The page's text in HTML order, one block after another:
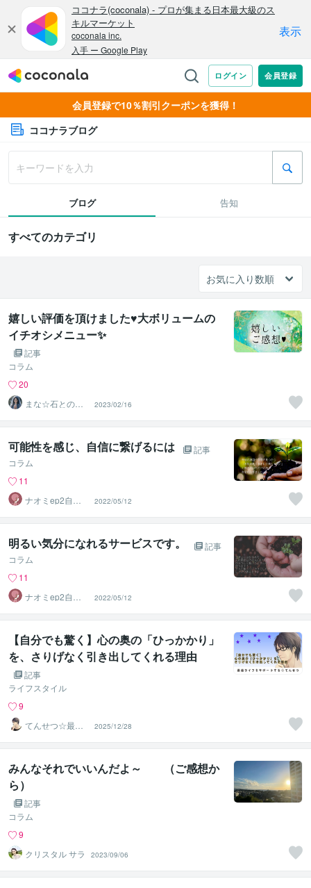
会員登録で10％割引クーポンを獲得！
ココナラブログ
ブログ 告知
すべてのカテゴリ
嬉しい評価を頂けました♥大ボリュームの
イチオシメニュー✨
記事
コラム
20
まな☆石との絆
を整える占い師
＆セラピスト
2023/02/16
可能性を感じ、自信に繋げるには
記事
コラム
11
ナオミep2自分
を知って楽に生
きる
2022/05/12
明るい気分になれるサービスです。
記事
コラム
11
ナオミep2自分
を知って楽に生
きる
2022/05/12
【自分でも驚く】心の奥の「ひっかかり」
を、さりげなく引き出してくれる理由
記事
ライフスタイル
9
てんせつ☆最適
ライフをサポー
トする
2025/12/28
みんなそれでいいんだよ～ （ご感想か
ら）
記事
コラム
9
クリスタル サラ
2023/09/06